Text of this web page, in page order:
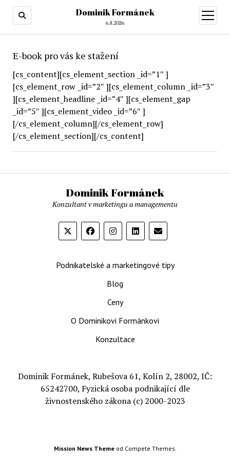
Dominik Formánek
6.8.2026
otevřít
menu
E-book pro vás ke stažení
[cs_content][cs_element_section _id=”1″ ]
[cs_element_row _id=”2″ ][cs_element_column _id=”3″
][cs_element_headline _id=”4″ ][cs_element_gap
_id=”5″ ][cs_element_video _id=”6″ ]
[/cs_element_column][/cs_element_row]
[/cs_element_section][/cs_content]
Dominik Formánek
Konzultant v marketingu a managementu
Podnikatelské a marketingové tipy
Blog
Ceny
O Dominikovi Formánkovi
Konzultace
Dominik Formánek, Rubešova 61, Kolín 2, 28002, IČ:
65242700, Fyzická osoba podnikající dle
živnostenského zákona (c) 2000-2023
Mission News Themeod Compete Themes.